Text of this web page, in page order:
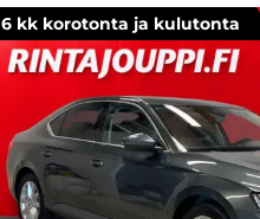
6 kk korotonta ja kulutonta